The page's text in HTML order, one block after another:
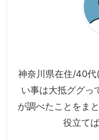
神奈川県在住/40
い事は大抵ググっ
が調べたことをま
役立て